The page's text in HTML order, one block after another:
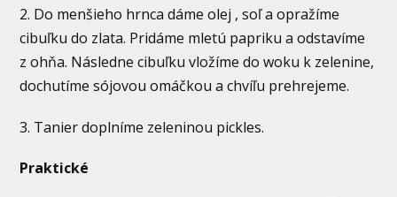
2. Do menšieho hrnca dáme olej , soľ a opražíme
cibuľku do zlata. Pridáme mletú papriku a odstavíme
z ohňa. Následne cibuľku vložíme do woku k zelenine,
dochutíme sójovou omáčkou a chvíľu prehrejeme.
3. Tanier doplníme zeleninou pickles.
Praktické